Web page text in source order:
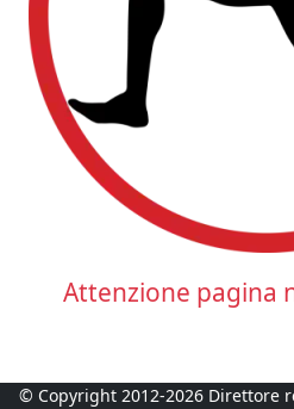
Attenzione pagina
© Copyright 2012-2026 Direttore